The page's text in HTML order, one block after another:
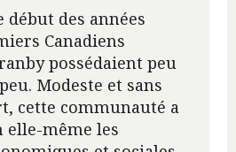
début des années
Canadiens
possédaient peu
Modeste et sans
cette communauté a
elle-même les